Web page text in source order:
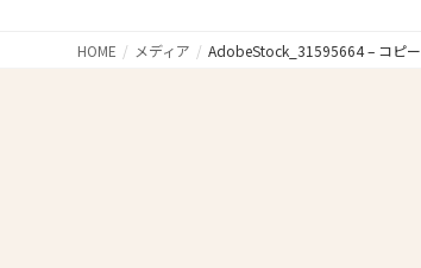
HOME メディア AdobeStock_31595664 – コピー